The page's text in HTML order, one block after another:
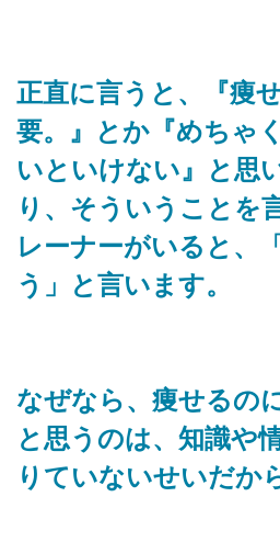
正直に言うと、『痩
要。』とか『めちゃ
いといけない』と思
り、そういうことを
レーナーがいると、
う」と言います。
なぜなら、痩せるの
と思うのは、知識や
りていないせいだか